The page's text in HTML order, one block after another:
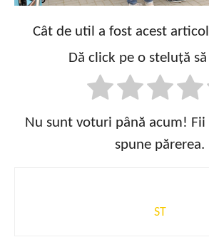
Cât de util a fost acest
Dă click pe o steluță
Nu sunt voturi până acum!
spune părerea.
ST